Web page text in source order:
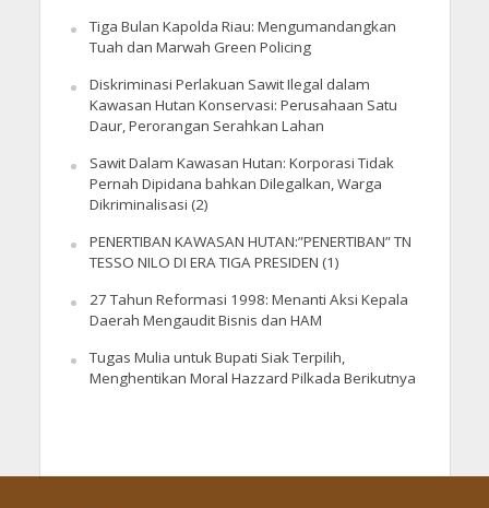
Tiga Bulan Kapolda Riau: Mengumandangkan
Tuah dan Marwah Green Policing
Diskriminasi Perlakuan Sawit Ilegal dalam
Kawasan Hutan Konservasi: Perusahaan Satu
Daur, Perorangan Serahkan Lahan
Sawit Dalam Kawasan Hutan: Korporasi Tidak
Pernah Dipidana bahkan Dilegalkan, Warga
Dikriminalisasi (2)
PENERTIBAN KAWASAN HUTAN:”PENERTIBAN” TN
TESSO NILO DI ERA TIGA PRESIDEN (1)
27 Tahun Reformasi 1998: Menanti Aksi Kepala
Daerah Mengaudit Bisnis dan HAM
Tugas Mulia untuk Bupati Siak Terpilih,
Menghentikan Moral Hazzard Pilkada Berikutnya